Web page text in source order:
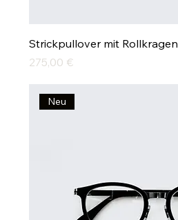
Strickpullover mit Rollkragen
Preis
275,00 €
Neu